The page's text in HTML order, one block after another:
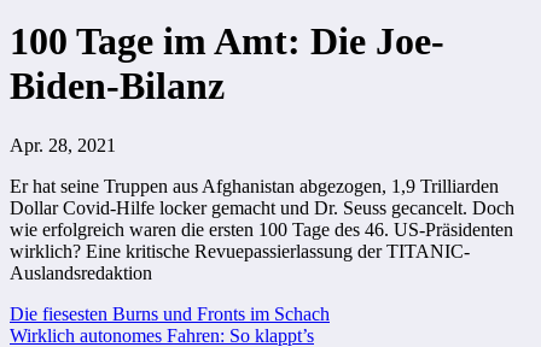
100 Tage im Amt: Die Joe-
Biden-Bilanz
Apr. 28, 2021
Er hat seine Truppen aus Afghanistan abgezogen, 1,9 Trilliarden
Dollar Covid-Hilfe locker gemacht und Dr. Seuss gecancelt. Doch
wie erfolgreich waren die ersten 100 Tage des 46. US-Präsidenten
wirklich? Eine kritische Revuepassierlassung der TITANIC-
Auslandsredaktion
Beitragsnavigation
Die fiesesten Burns und Fronts im Schach
Wirklich autonomes Fahren: So klappt’s